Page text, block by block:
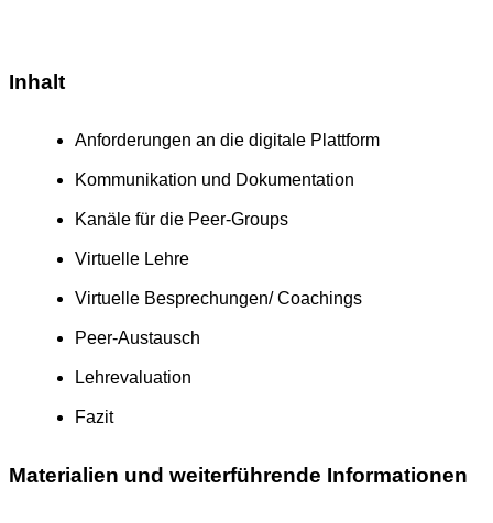
Inhalt
Anforderungen an die digitale Plattform
Kommunikation und Dokumentation
Kanäle für die Peer-Groups
Virtuelle Lehre
Virtuelle Besprechungen/ Coachings
Peer-Austausch
Lehrevaluation
Fazit
Materialien und weiterführende Informationen